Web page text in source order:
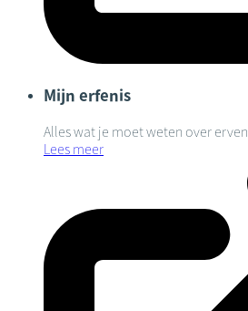
Mijn erfenis
Alles wat je moet weten over erven
Lees meer